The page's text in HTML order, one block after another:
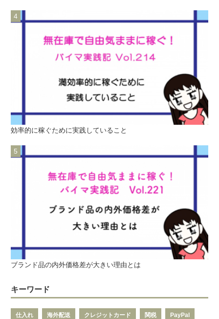
効率的に稼ぐために実践していること
ブランド品の内外価格差が大きい理由とは
キーワード
仕入れ 海外配送 クレジットカード 関税 PayPal